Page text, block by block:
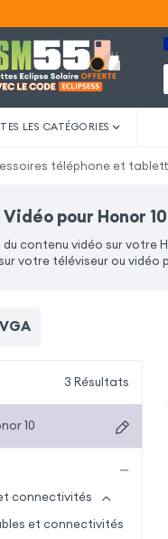
LES CATÉGORIES
téléphone et
pour Honor 10
du contenu vidéo sur votre
votre téléviseur ou vidéo
3 Résultats
10
connectivités
et connectivités